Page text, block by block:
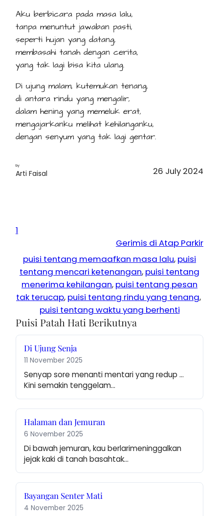
Aku berbicara pada masa lalu,
tanpa menuntut jawaban pasti,
seperti hujan yang datang,
membasahi tanah dengan cerita,
yang tak lagi bisa kita ulang.
Di ujung malam, kutemukan tenang,
di antara rindu yang mengalir,
dalam hening yang memeluk erat,
mengajarkanku melihat kehilanganku,
dengan senyum yang tak lagi gentar.
by
Arti Faisal 26 July 2024
1
Gerimis di Atap Parkir
puisi tentang memaafkan masa lalu, puisi
tentang mencari ketenangan, puisi tentang
menerima kehilangan, puisi tentang pesan
tak terucap, puisi tentang rindu yang tenang
puisi tentang waktu yang berhenti
Puisi Patah Hati Berikutnya
Di Ujung Senja
11 November 2025
Senyap sore menanti mentari yang redup …
Kini semakin tenggelam…
Halaman dan Jemuran
6 November 2025
Di bawah jemuran, kau berlarimeninggalkan
jejak kaki di tanah basahtak…
Bayangan Senter Mati
4 November 2025